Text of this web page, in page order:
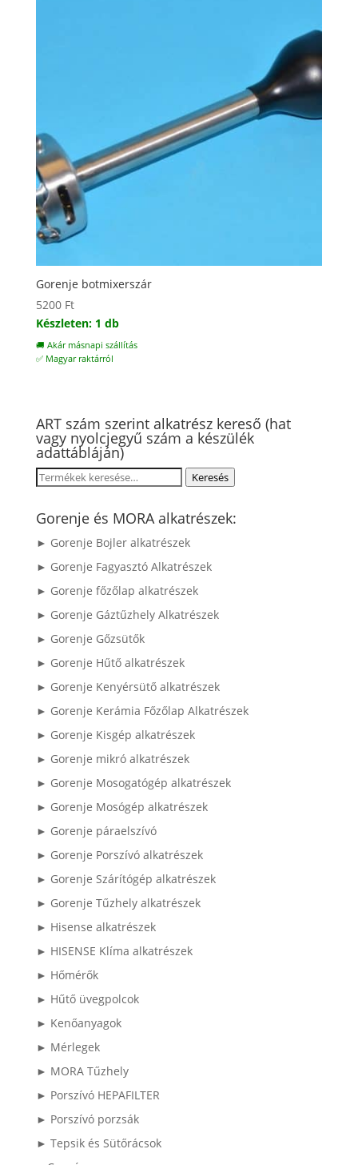
Gorenje botmixerszár
5200 Ft
Készleten: 1 db
🚚 Akár másnapi szállítás
✅ Magyar raktárról
ART szám szerint alkatrész kereső (hat
vagy nyolcjegyű szám a készülék
adattábláján)
Keresés
következőre:
Keresés
Gorenje és MORA alkatrészek:
► Gorenje Bojler alkatrészek
► Gorenje Fagyasztó Alkatrészek
► Gorenje főzőlap alkatrészek
► Gorenje Gáztűzhely Alkatrészek
► Gorenje Gőzsütők
► Gorenje Hűtő alkatrészek
► Gorenje Kenyérsütő alkatrészek
► Gorenje Kerámia Főzőlap Alkatrészek
► Gorenje Kisgép alkatrészek
► Gorenje mikró alkatrészek
► Gorenje Mosogatógép alkatrészek
► Gorenje Mosógép alkatrészek
► Gorenje páraelszívó
► Gorenje Porszívó alkatrészek
► Gorenje Szárítógép alkatrészek
► Gorenje Tűzhely alkatrészek
► Hisense alkatrészek
► HISENSE Klíma alkatrészek
► Hőmérők
► Hűtő üvegpolcok
► Kenőanyagok
► Mérlegek
► MORA Tűzhely
► Porszívó HEPAFILTER
► Porszívó porzsák
► Tepsik és Sütőrácsok